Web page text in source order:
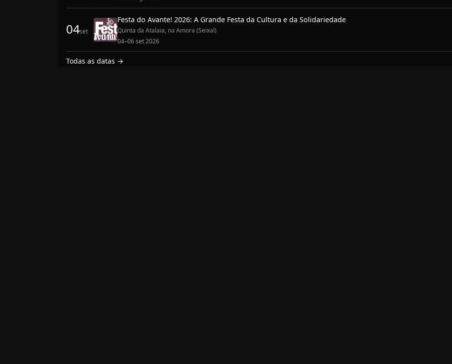
04set
Festa do Avante! 2026: A Grande Festa da Cultura e da Solidariedade
Quinta da Atalaia, na Amora (Seixal)
04–06 set 2026
Todas as datas →